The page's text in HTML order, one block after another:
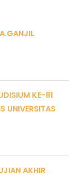
KE-81
UNIVERSITAS
AKHIR